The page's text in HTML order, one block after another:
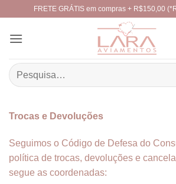
content
FRETE GRÁTIS em compras + R$150,00
Pesquisar
por:
Trocas e Devoluções
Seguimos o Código de Defesa do
política de trocas, devoluções e
segue as coordenadas: